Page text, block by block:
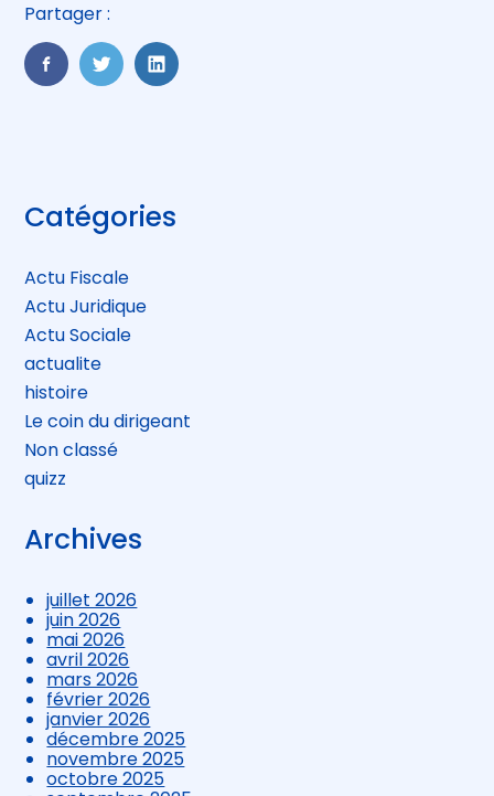
Partager :
FaceBook
TwitterLinkedIn
Blog
sidebar
Catégories
Actu Fiscale
Actu Juridique
Actu Sociale
actualite
histoire
Le coin du dirigeant
Non classé
quizz
Archives
juillet 2026
juin 2026
mai 2026
avril 2026
mars 2026
février 2026
janvier 2026
décembre 2025
novembre 2025
octobre 2025